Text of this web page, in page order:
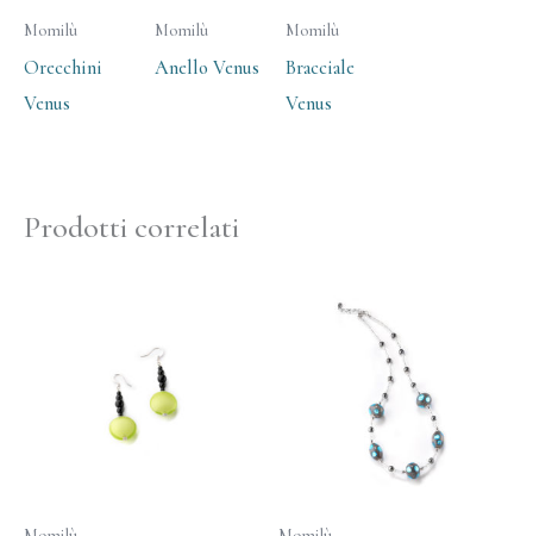
Momilù
Orecchini
Venus
Momilù
Anello Venus
Momilù
Bracciale
Venus
Prodotti correlati